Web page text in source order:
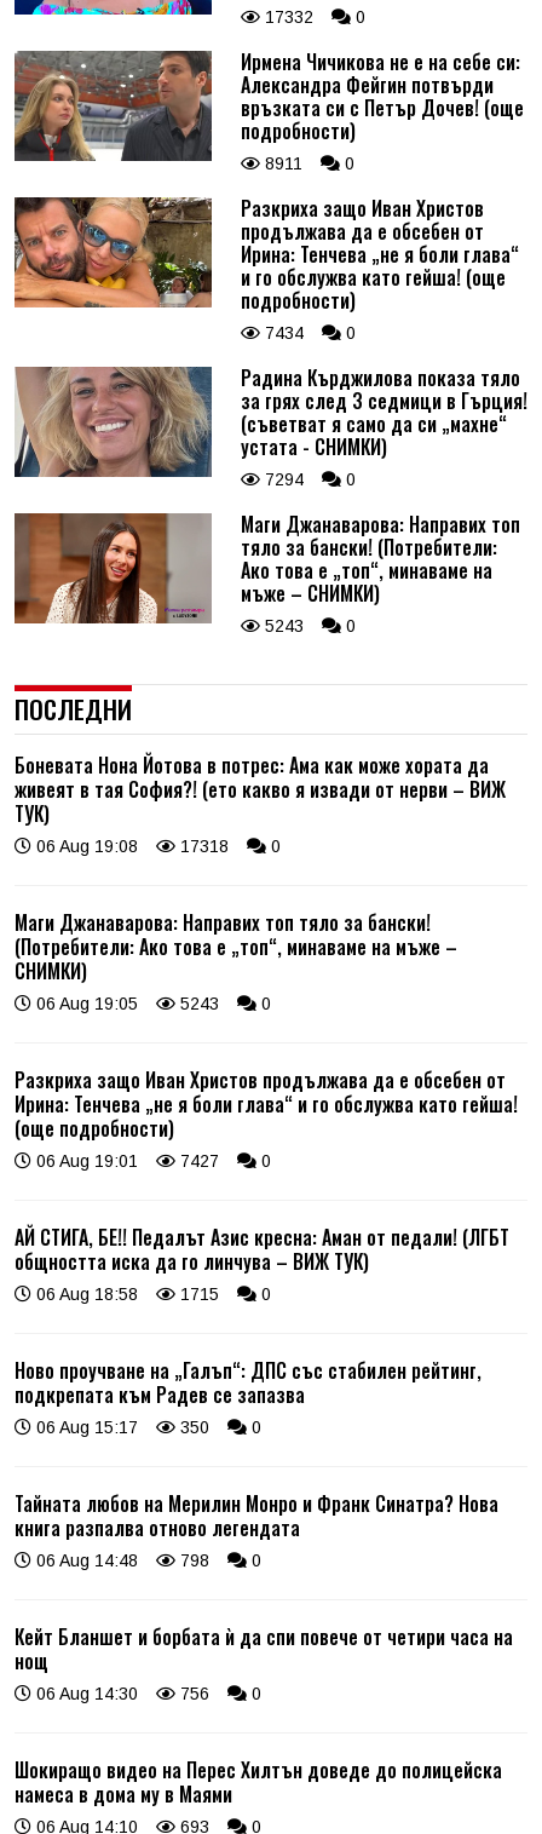
17332 0
Ирмена Чичикова не е на себе си:
Александра Фейгин потвърди
връзката си с Петър Дочев! (още
подробности)
8911 0
Разкриха защо Иван Христов
продължава да е обсебен от
Ирина: Тенчева „не я боли глава“
и го обслужва като гейша! (още
подробности)
7434 0
Радина Кърджилова показа тяло
за грях след 3 седмици в Гърция!
(съветват я само да си „махне“
устата - СНИМКИ)
7294 0
Маги Джанаварова: Направих топ
тяло за бански! (Потребители:
Ако това е „топ“, минаваме на
мъже – СНИМКИ)
5243 0
ПОСЛЕДНИ
Боневата Нона Йотова в потрес: Ама как може хората да
живеят в тая София?! (ето какво я извади от нерви – ВИЖ
ТУК)
06 Aug 19:08 17318 0
Маги Джанаварова: Направих топ тяло за бански!
(Потребители: Ако това е „топ“, минаваме на мъже –
СНИМКИ)
06 Aug 19:05 5243 0
Разкриха защо Иван Христов продължава да е обсебен от
Ирина: Тенчева „не я боли глава“ и го обслужва като гейша!
(още подробности)
06 Aug 19:01 7427 0
АЙ СТИГА, БЕ!! Педалът Азис кресна: Аман от педали! (ЛГБТ
общността иска да го линчува – ВИЖ ТУК)
06 Aug 18:58 1715 0
Ново проучване на „Галъп“: ДПС със стабилен рейтинг,
подкрепата към Радев се запазва
06 Aug 15:17 350 0
Тайната любов на Мерилин Монро и Франк Синатра? Нова
книга разпалва отново легендата
06 Aug 14:48 798 0
Кейт Бланшет и борбата ѝ да спи повече от четири часа на
нощ
06 Aug 14:30 756 0
Шокиращо видео на Перес Хилтън доведе до полицейска
намеса в дома му в Маями
06 Aug 14:10 693 0